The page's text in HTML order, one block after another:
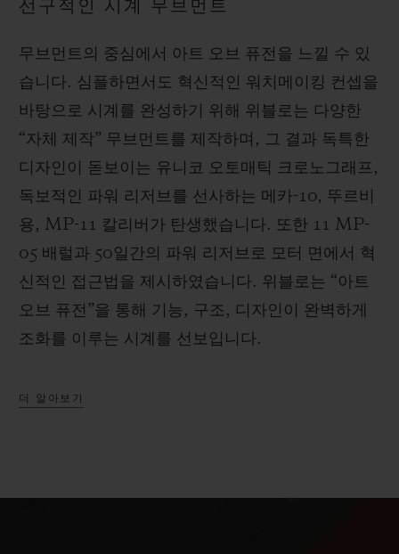
선구적인 시계 무브먼트
무브먼트의 중심에서 아트 오브 퓨전을 느낄 수 있
습니다. 심플하면서도 혁신적인 워치메이킹 컨셉을
바탕으로 시계를 완성하기 위해 위블로는 다양한
“자체 제작” 무브먼트를 제작하며, 그 결과 독특한
디자인이 돋보이는 유니코 오토매틱 크로노그래프,
독보적인 파워 리저브를 선사하는 메카-10, 뚜르비
용, MP-11 칼리버가 탄생했습니다. 또한 11 MP-
05 배럴과 50일간의 파워 리저브로 모터 면에서 혁
신적인 접근법을 제시하였습니다. 위블로는 “아트
오브 퓨전”을 통해 기능, 구조, 디자인이 완벽하게
조화를 이루는 시계를 선보입니다.
더 알아보기